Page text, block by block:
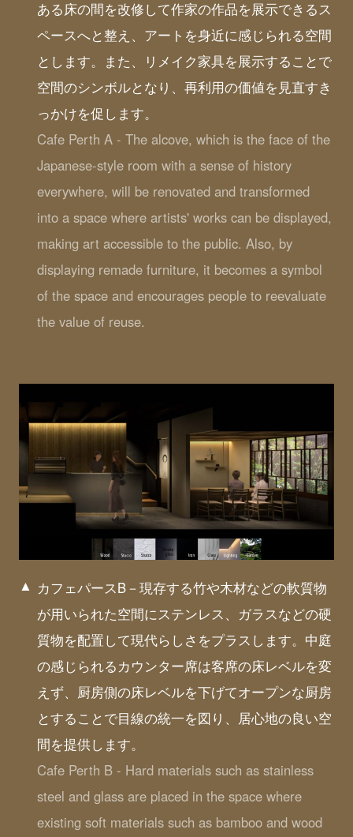
ある床の間を改修して作家の作品を展示できるス
ペースへと整え、アートを身近に感じられる空間
とします。また、リメイク家具を展示することで
空間のシンボルとなり、再利用の価値を見直すき
っかけを促します。
Cafe Perth A - The alcove, which is the face of the
Japanese-style room with a sense of history
everywhere, will be renovated and transformed
into a space where artists' works can be displayed,
making art accessible to the public. Also, by
displaying remade furniture, it becomes a symbol
of the space and encourages people to reevaluate
the value of reuse.
カフェパースB－現存する竹や木材などの軟質物
が用いられた空間にステンレス、ガラスなどの硬
質物を配置して現代らしさをプラスします。中庭
の感じられるカウンター席は客席の床レベルを変
えず、厨房側の床レベルを下げてオープンな厨房
とすることで目線の統一を図り、居心地の良い空
間を提供します。
Cafe Perth B - Hard materials such as stainless
steel and glass are placed in the space where
existing soft materials such as bamboo and wood